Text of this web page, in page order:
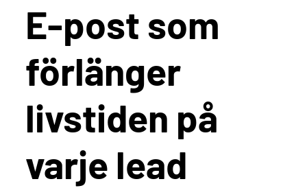
E-post som
förlänger
livstiden på
varje lead